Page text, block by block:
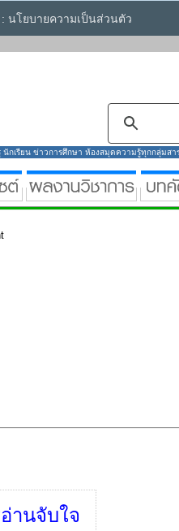
นโยบายความเป็นส่วนตัว
เรียน ข่าวการศึกษา ห้องสมุดความรู้ทุกกลุ่มสา
านจับใจ